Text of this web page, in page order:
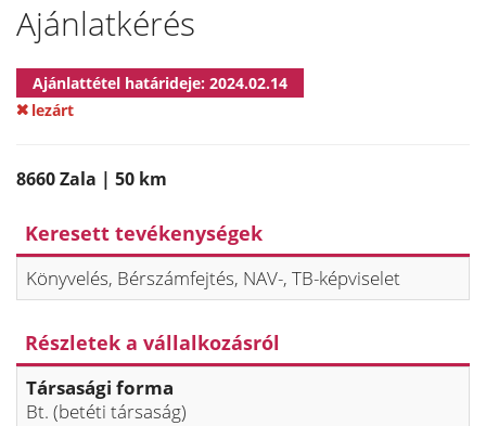
Ajánlatkérés
Ajánlattétel határideje: 2024.02.14
lezárt
8660 Zala | 50 km
Keresett tevékenységek
Könyvelés, Bérszámfejtés, NAV-, TB-képviselet
Részletek a vállalkozásról
Társasági forma
Bt. (betéti társaság)